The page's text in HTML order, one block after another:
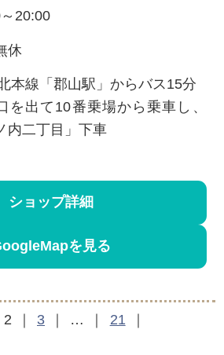
20:00
休
本線「郡山駅」からバス15分
を出て10番乗場から乗車し、
内二丁目」下車
ショップ詳細
を見る
2 3 … 21